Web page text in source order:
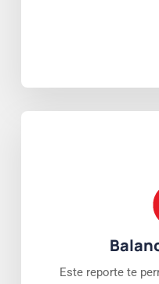
Este reporte te